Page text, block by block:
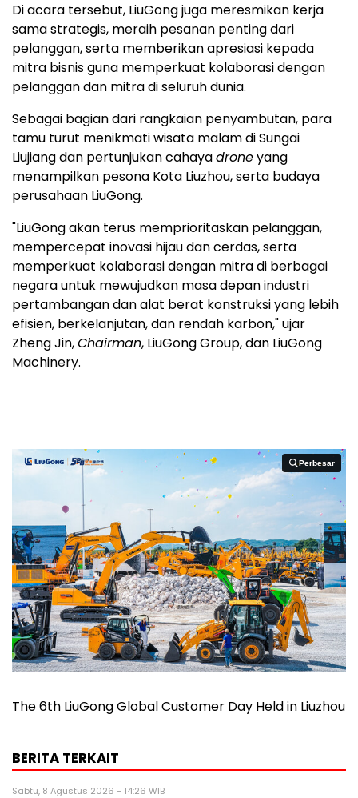
Di acara tersebut, LiuGong juga meresmikan kerja
sama strategis, meraih pesanan penting dari
pelanggan, serta memberikan apresiasi kepada
mitra bisnis guna memperkuat kolaborasi dengan
pelanggan dan mitra di seluruh dunia.
Sebagai bagian dari rangkaian penyambutan, para
tamu turut menikmati wisata malam di Sungai
Liujiang dan pertunjukan cahayadroneyang
menampilkan pesona Kota Liuzhou, serta budaya
perusahaan LiuGong.
"LiuGong akan terus memprioritaskan pelanggan,
mempercepat inovasi hijau dan cerdas, serta
memperkuat kolaborasi dengan mitra di berbagai
negara untuk mewujudkan masa depan industri
pertambangan dan alat berat konstruksi yang lebih
efisien, berkelanjutan, dan rendah karbon," ujar
Zheng Jin,Chairman, LiuGong Group, dan LiuGong
Machinery.
Perbesar
Perbesar
The 6th LiuGong Global Customer Day Held in Liuzhou
BERITA TERKAIT
Sabtu, 8 Agustus 2026 - 14:26 WIB